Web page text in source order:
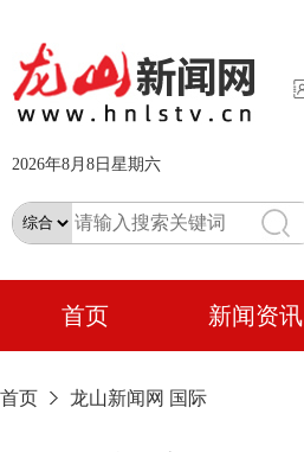
2026年8月8日星期六
首页 新闻资讯
首页 龙山新闻网 国际